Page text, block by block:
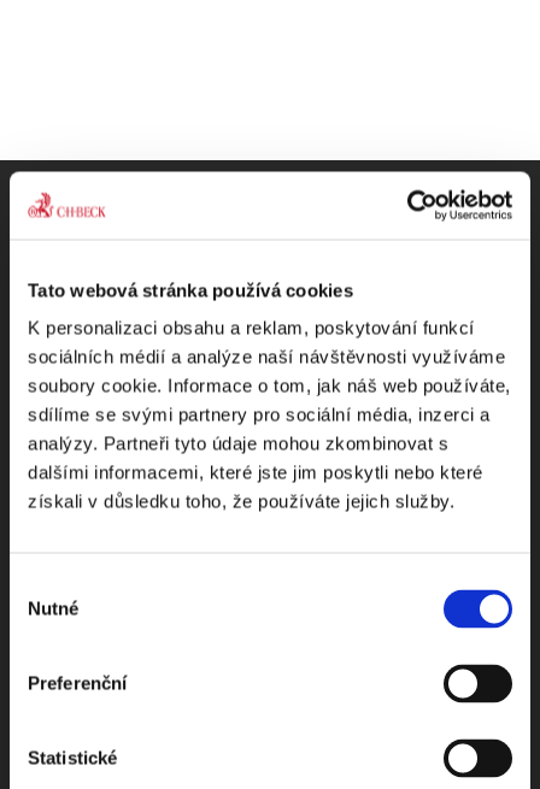
Tato webová stránka používá cookies
K personalizaci obsahu a reklam, poskytování funkcí
sociálních médií a analýze naší návštěvnosti využíváme
soubory cookie. Informace o tom, jak náš web používáte,
sdílíme se svými partnery pro sociální média, inzerci a
analýzy. Partneři tyto údaje mohou zkombinovat s
dalšími informacemi, které jste jim poskytli nebo které
získali v důsledku toho, že používáte jejich služby.
souhlasu
Nutné
Preferenční
Statistické
Odebírejte Beck-online
NEWS
Dostávejte od nás pravidelný měsíční souhrn
toho nejpopulárnějšího obsahu.
zpracování osobních údajů